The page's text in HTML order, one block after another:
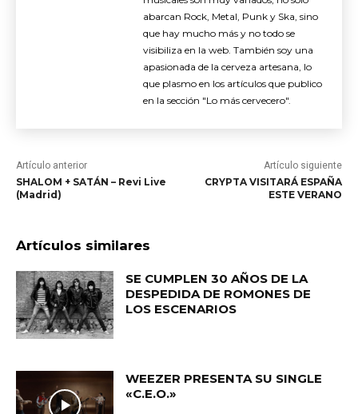
abarcan Rock, Metal, Punk y Ska, sino
que hay mucho más y no todo se
visibiliza en la web. También soy una
apasionada de la cerveza artesana, lo
que plasmo en los artículos que publico
en la sección "Lo más cervecero".
Artículo anterior
SHALOM + SATÁN – Revi Live
(Madrid)
Artículo siguiente
CRYPTA VISITARÁ ESPAÑA
ESTE VERANO
Artículos similares
SE CUMPLEN 30 AÑOS DE LA
DESPEDIDA DE ROMONES DE
LOS ESCENARIOS
WEEZER PRESENTA SU SINGLE
«C.E.O.»